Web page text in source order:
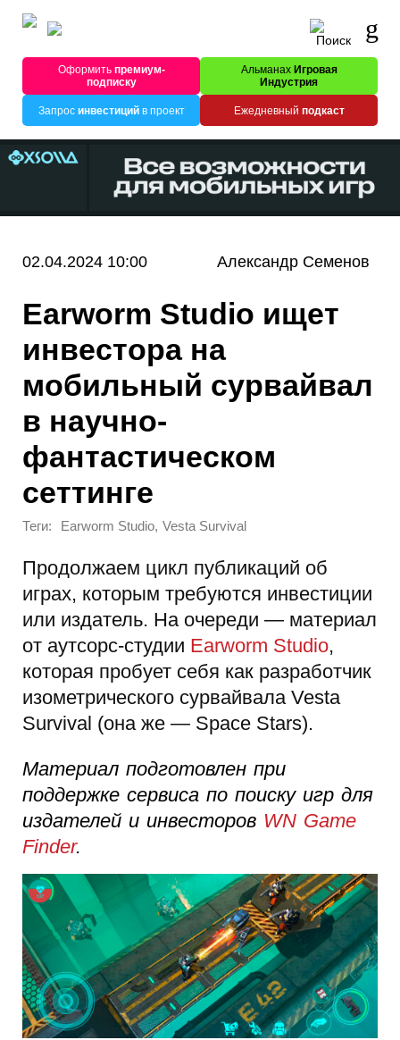
Оформитьпремиум-
подписку
Альманах Игровая
Индустрия
Запрос инвестицийв проект Ежедневный подкаст
02.04.2024 10:00 Александр Семенов
Earworm Studio ищет
инвестора на
мобильный сурвайвал
в научно-
фантастическом
сеттинге
Теги: Earworm Studio, Vesta Survival
Продолжаем цикл публикаций об
играх, которым требуются инвестиции
или издатель. На очереди — материал
от аутсорс-студии Earworm Studio,
которая пробует себя как разработчик
изометрического сурвайвала Vesta
Survival (она же — Space Stars).
Материал подготовлен при
поддержке сервиса по поиску игр для
издателей и инвесторов WN Game
Finder.